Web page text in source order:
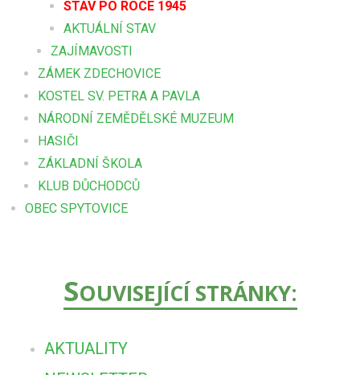
STAV PO ROCE 1945
AKTUÁLNÍ STAV
ZAJÍMAVOSTI
ZÁMEK ZDECHOVICE
KOSTEL SV. PETRA A PAVLA
NÁRODNÍ ZEMĚDĚLSKÉ MUZEUM
HASIČI
ZÁKLADNÍ ŠKOLA
KLUB DŮCHODCŮ
OBEC SPYTOVICE
SOUVISEJÍCÍ STRÁNKY:
AKTUALITY